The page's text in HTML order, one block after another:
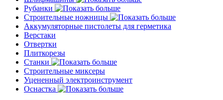
Рубанки
Строительные ножницы
Аккумуляторные пистолеты для герметика
Верстаки
Отвертки
Плиткорезы
Станки
Строительные миксеры
Уцененный электроинструмент
Оснастка